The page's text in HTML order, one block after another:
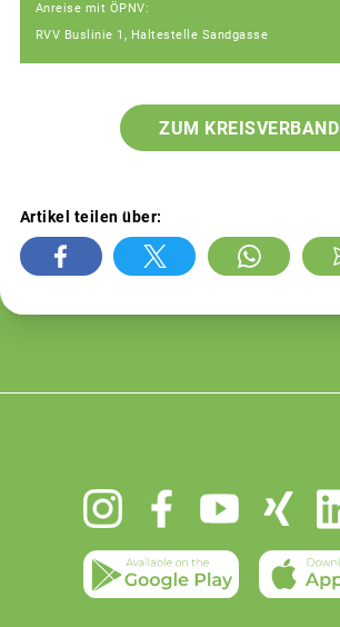
Anreise mit ÖPNV:
RVV Buslinie 1, Haltestelle Sandgasse
ZUM KREISVERBAND
Artikel teilen über: